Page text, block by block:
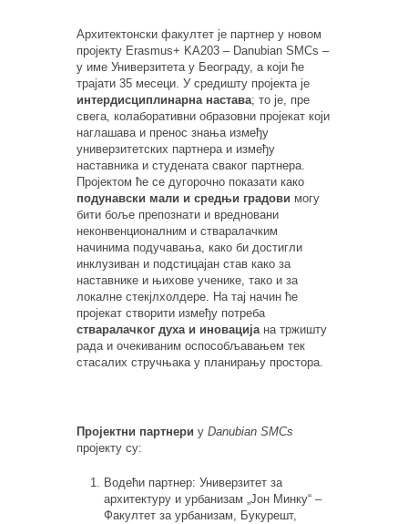
Архитектонски факултет је партнер у новом
пројекту Erasmus+ KA203 – Danubian SMCs –
у име Универзитета у Београду, a који ће
трајати 35 месеци. У средишту пројекта је
интердисциплинарна настава; то је, пре
свега, колаборативни образовни пројекат који
наглашава и пренос знања између
универзитетских партнера и између
наставника и студената сваког партнера.
Пројектом ће се дугорочно показати како
подунавски мали и средњи градови могу
бити боље препознати и вредновани
неконвенционалним и стваралачким
начинима подучавања, како би достигли
инклузиван и подстицајан став како за
наставнике и њихове ученике, тако и за
локалне стекјлхолдере. На тај начин ће
пројекат створити између потреба
стваралачког духа и иновацијана тржишту
рада и очекиваним оспособљавањем тек
стасалих стручњака у планирању простора.
Пројектни партнери у Danubian SMCs
пројекту су:
Водећи партнер: Универзитет за
архитектуру и урбанизам „Јон Минку“ –
Факултет за урбанизам, Букурешт,